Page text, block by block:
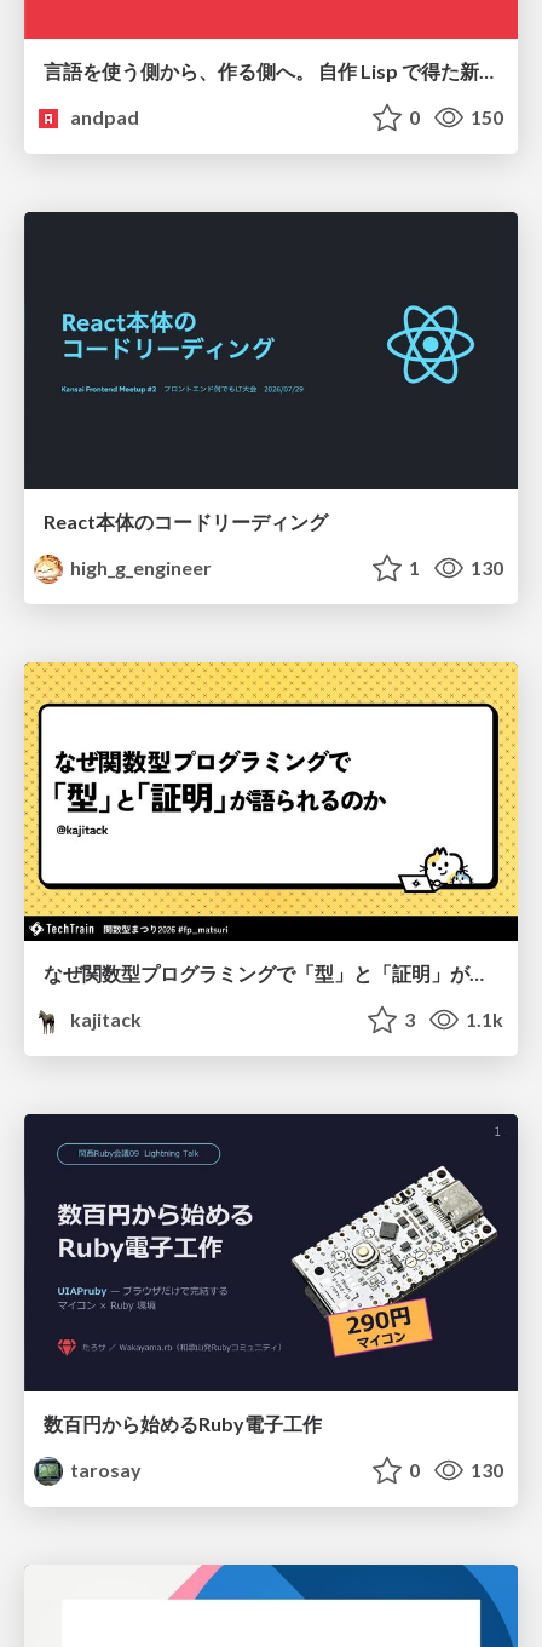
言語を使う側から、作る側へ。 自作 Lisp で得た新たな気づき。
andpad
0 150
React本体のコードリーディング
high_g_engineer
1 130
なぜ関数型プログラミングで「型」と「証明」が語られるのか #fp_matsuri
kajitack
3 1.1k
数百円から始めるRuby電子工作
tarosay
0 130